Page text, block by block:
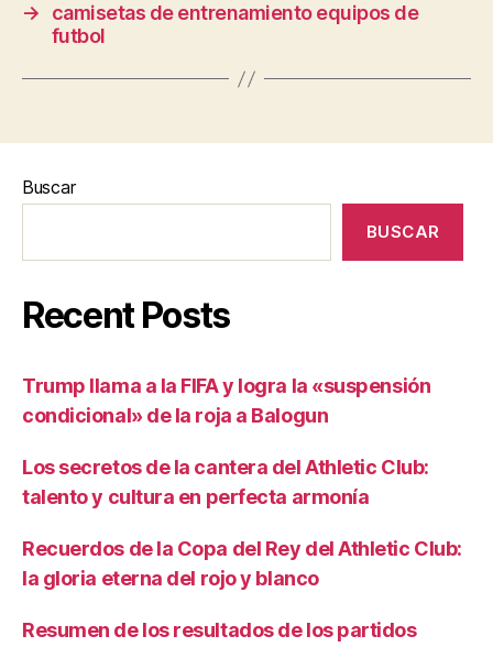
→
camisetas de entrenamiento equipos de
futbol
Buscar
BUSCAR
Recent Posts
Trump llama a la FIFA y logra la «suspensión
condicional» de la roja a Balogun
Los secretos de la cantera del Athletic Club:
talento y cultura en perfecta armonía
Recuerdos de la Copa del Rey del Athletic Club:
la gloria eterna del rojo y blanco
Resumen de los resultados de los partidos